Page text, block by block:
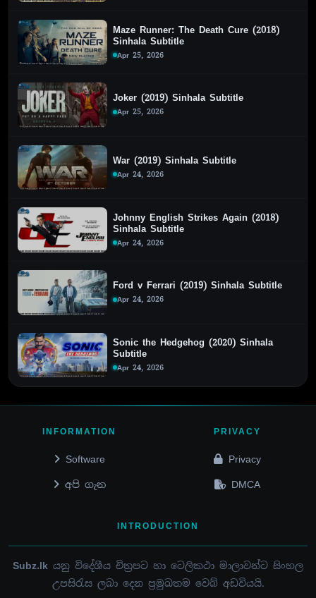
Maze Runner: The Death Cure (2018)
Sinhala Subtitle
Apr 25, 2026
Joker (2019) Sinhala Subtitle
Apr 25, 2026
War (2019) Sinhala Subtitle
Apr 24, 2026
Johnny English Strikes Again (2018)
Sinhala Subtitle
Apr 24, 2026
Ford v Ferrari (2019) Sinhala Subtitle
Apr 24, 2026
Sonic the Hedgehog (2020) Sinhala
Subtitle
Apr 24, 2026
INFORMATION
Software
අපි ගැන
PRIVACY
Privacy
DMCA
INTRODUCTION
Subz.lk යනු විදේශීය චිත්‍රපට හා ටෙලිකථා මාලාවන්ට සිංහල
උපසිරැස ලබා දෙන ප්‍රමුඛතම වෙබ් අඩවියයි.